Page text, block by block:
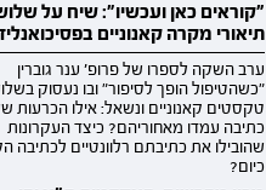
"קוראים כאן ועכשיו": שיח על
תיאורי מקרה קאנוניים
ערב השקה לספרו של פרופ' ענר גוברין
"כשהטיפול הופך לסיפור" ובו נעסוק
טקסטים קאנוניים ונשאל: אילו הכרעות
כתיבה עמדו מאחוריהם? כיצד העקרונות
שהובילו את כתיבתם רלוונטיים לכתיבה
כיום?